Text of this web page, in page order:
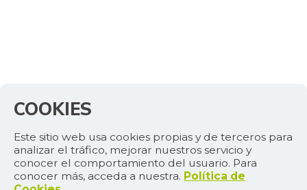
COOKIES
Este sitio web usa cookies propias y de terceros para
analizar el tráfico, mejorar nuestros servicio y
conocer el comportamiento del usuario. Para
conocer más, acceda a nuestra. Política de